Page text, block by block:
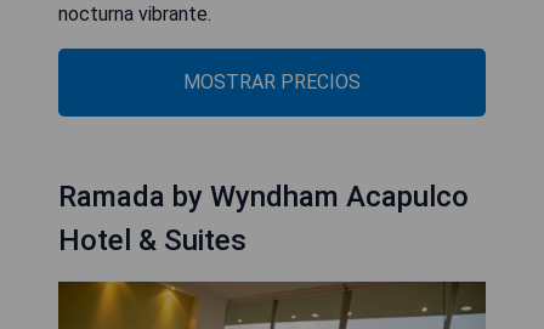
nocturna vibrante.
MOSTRAR PRECIOS
Ramada by Wyndham Acapulco
Hotel & Suites